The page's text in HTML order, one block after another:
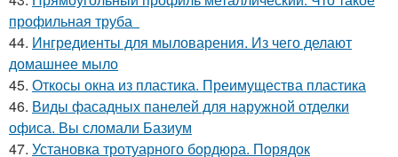
профильная труба
44. Ингредиенты для мыловарения. Из чего делают
домашнее мыло
45. Откосы окна из пластика. Преимущества пластика
46. Виды фасадных панелей для наружной отделки
офиса. Вы сломали Базиум
47. Установка тротуарного бордюра. Порядок